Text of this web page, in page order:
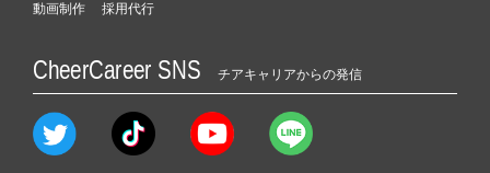
動画制作
採用代行
CheerCareer SNS チアキャリアからの発信